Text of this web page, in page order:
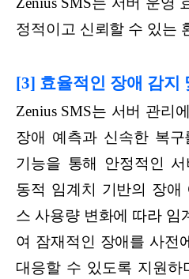
정적이고 신뢰할 수 있는
[3] 효율적인 장애 감지
Zenius SMS는 서버 관리
장애 예측과 신속한 복
기능을 통해 안정적인
동적 임계치 기반의 장
스 사용량 변화에 따라 임
여 잠재적인 장애를 사전
대응할 수 있도록 지원